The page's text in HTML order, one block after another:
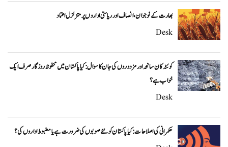
بھارت کے نوجوان، انصاف اور ریاستی اداروں پر متزلزل اعتماد
Desk
کوئٹہ کان سانحہ اور مزدوروں کی جان کا سوال: کیا پاکستان میں محفوظ روزگار صرف ایک
خواب ہے؟
Desk
حکمرانی کی اصلاحات: کیا پاکستان کو نئے صوبوں کی ضرورت ہے یا مضبوط اداروں کی؟